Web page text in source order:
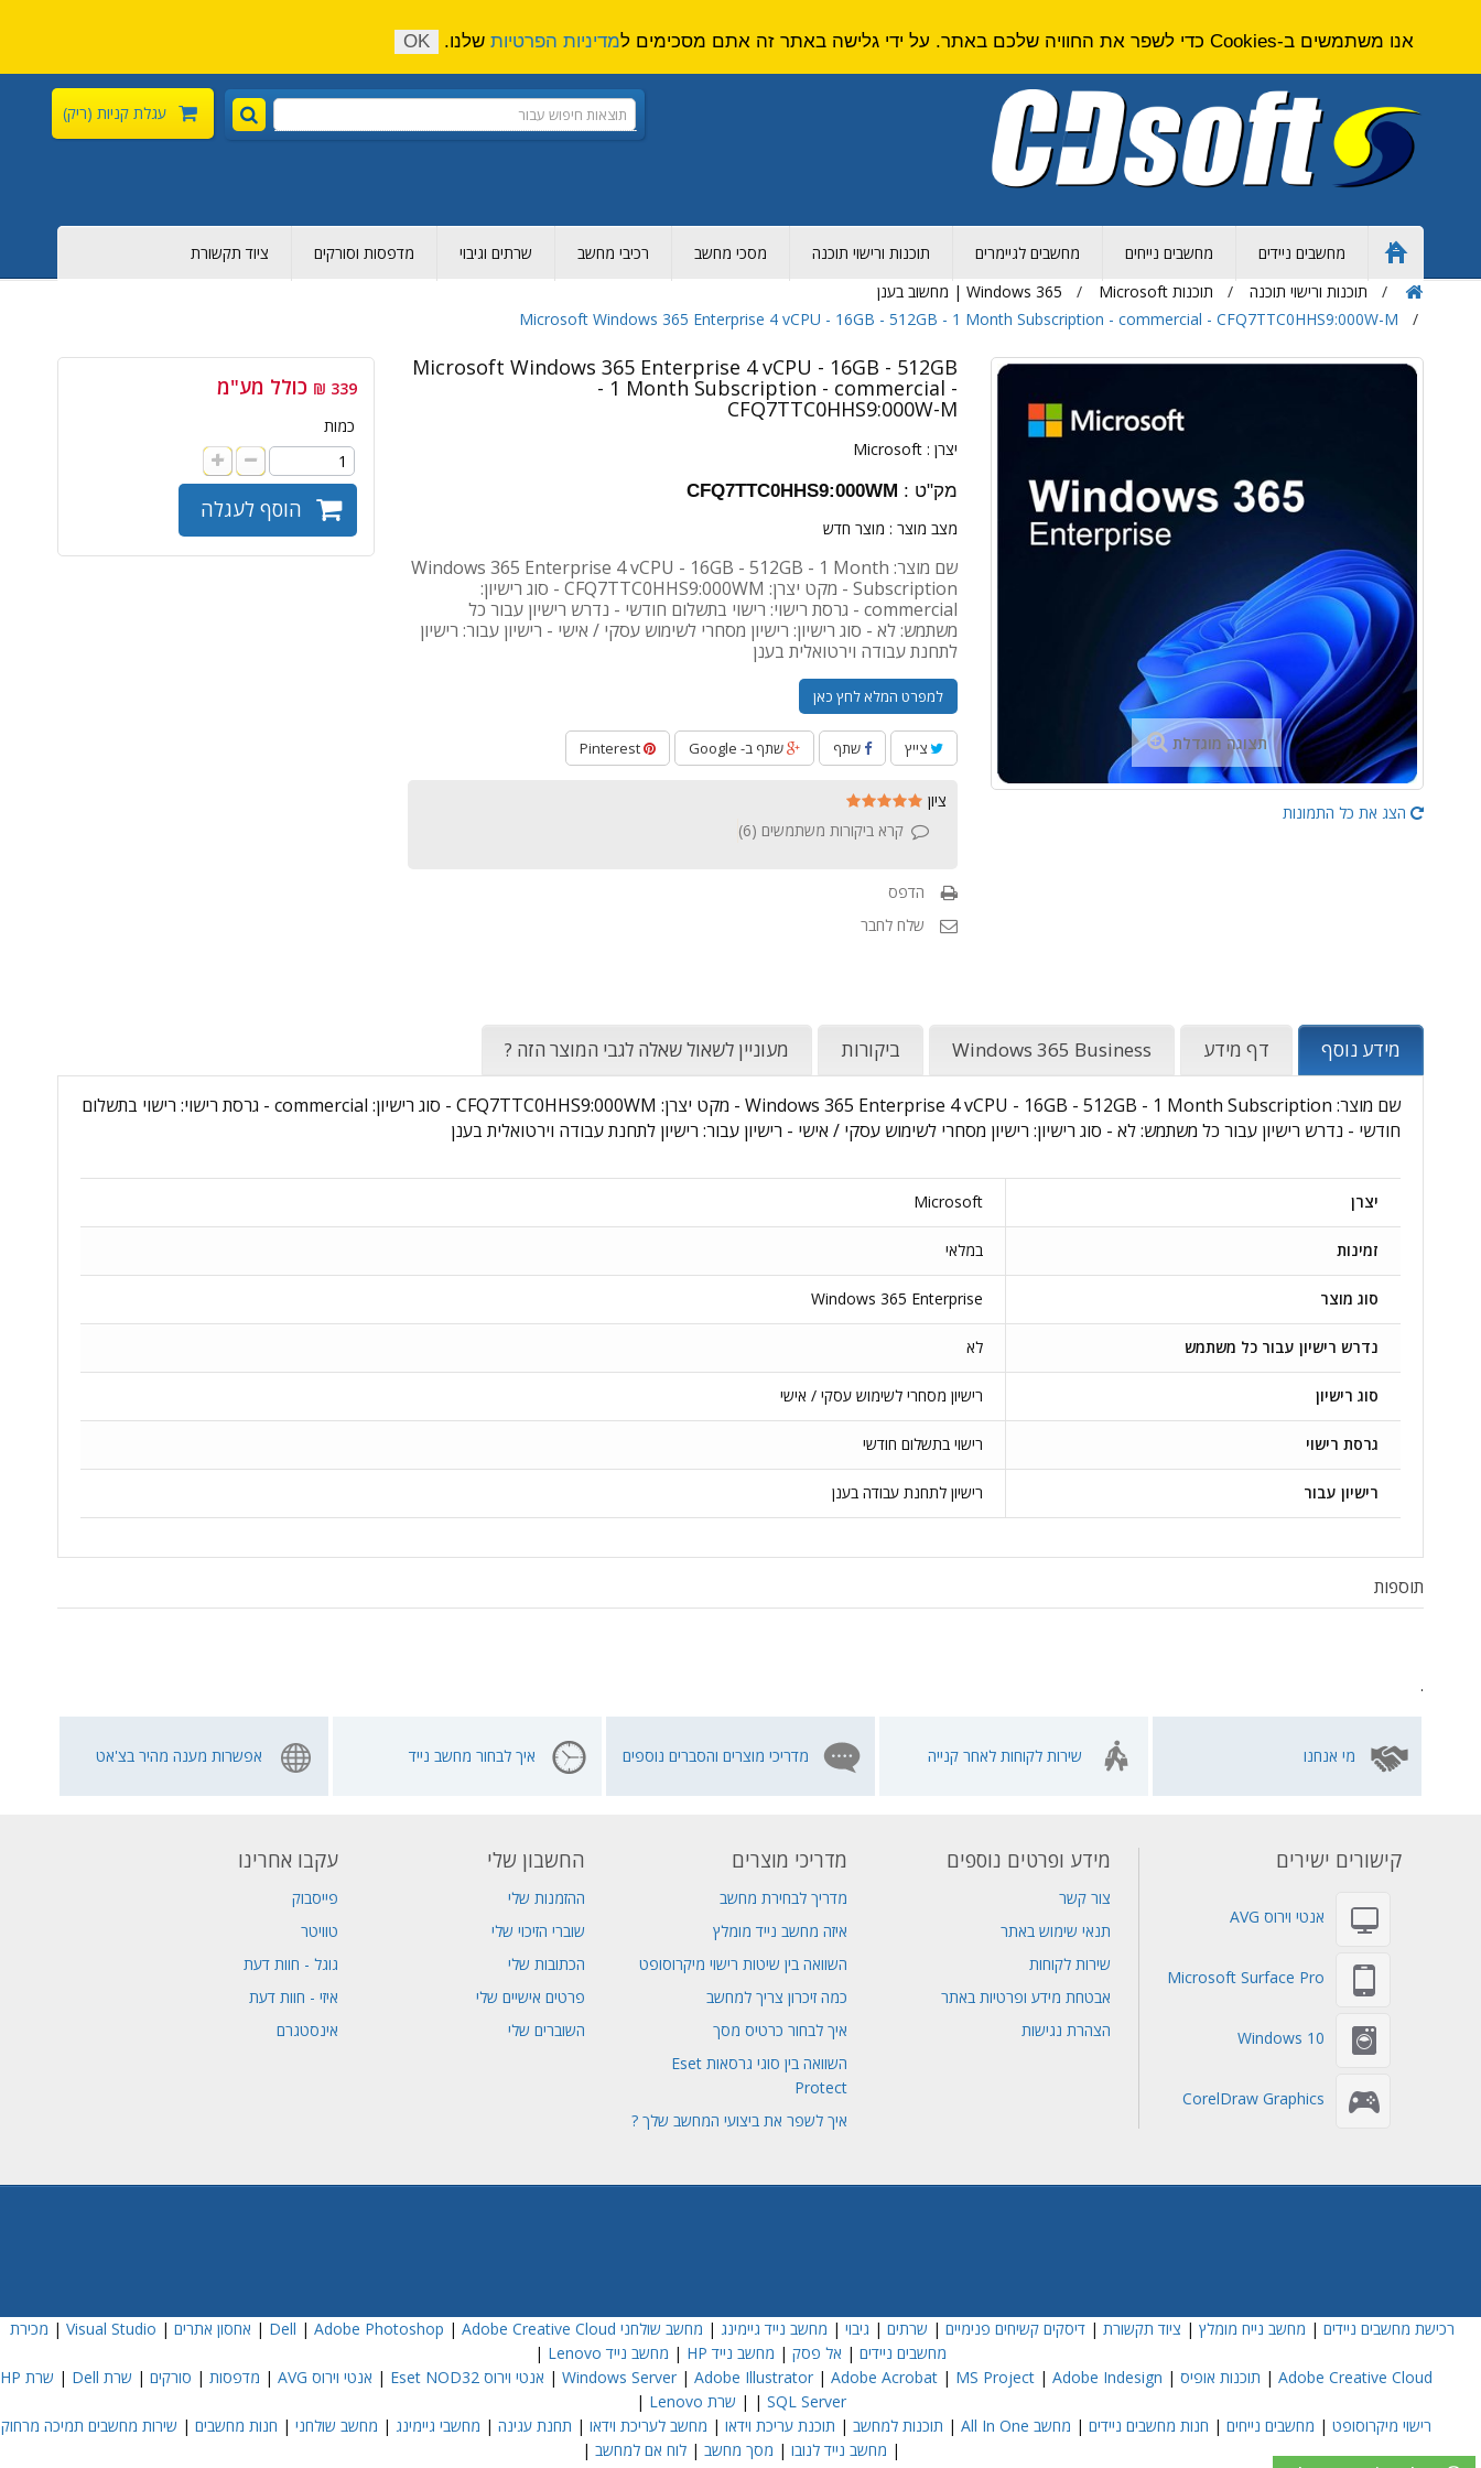
עגלת קניות (ריק)
Home
Page
מחשבים ניידים מחשבים נייחים מחשבים לגיימרים תוכנות ורישוי תוכנה מסכי מחשב רכיבי מחשב שרתים וגיבוי מדפסות וסורקים
ציוד תקשורת
תוכנות ורישוי תוכנה
תוכנות Microsoft
Windows 365 | מחשוב בענן
Microsoft Windows 365 Enterprise 4 vCPU - 16GB - 512GB - 1 Month Subscription - commercial - CFQ7TTC0HHS9:000W-M
תצוגה מוגדלת
הצג את כל התמונות
Microsoft Windows 365 Enterprise 4 vCPU - 16GB - 512GB
- 1 Month Subscription - commercial -
CFQ7TTC0HHS9:000W-M
יצרן :Microsoft
מק"ט : CFQ7TTC0HHS9:000WM
מצב מוצר : מוצר חדש
שם מוצר: Windows 365 Enterprise 4 vCPU - 16GB - 512GB - 1 Month
Subscription - מקט יצרן: CFQ7TTC0HHS9:000WM - סוג רישיון:
commercial - גרסת רישוי: רישוי בתשלום חודשי - נדרש רישיון עבור כל
משתמש: לא - סוג רישיון: רישיון מסחרי לשימוש עסקי / אישי - רישיון עבור: רישיון
לתחנת עבודה וירטואלית בענן
למפרט המלא לחץ כאן
צייץ שתף שתף ב- Google Pinterest
ציון
קרא ביקורות משתמשים (6
)
הדפס
שלח לחבר
339 ₪ כולל מע"מ
כמות
הוסף לעגלה
מידע נוסף דף מידע Windows 365 Business ביקורות מעוניין לשאול שאלה לגבי המוצר הזה ?
שם מוצר: Windows 365 Enterprise 4 vCPU - 16GB - 512GB - 1 Month Subscription - מקט יצרן: CFQ7TTC0HHS9:000WM - סוג רישיון: commercial - גרסת רישוי: רישוי בתשלום
חודשי - נדרש רישיון עבור כל משתמש: לא - סוג רישיון: רישיון מסחרי לשימוש עסקי / אישי - רישיון עבור: רישיון לתחנת עבודה וירטואלית בענן
יצרן Microsoft
זמינות במלאי
סוג מוצר Windows 365 Enterprise
נדרש רישיון עבור כל משתמש לא
סוג רישיון רישיון מסחרי לשימוש עסקי / אישי
גרסת רישוי רישוי בתשלום חודשי
רישיון עבור רישיון לתחנת עבודה בענן
תוספות
.
מי אנחנו שירות לקוחות לאחר קנייה מדריכי מוצרים והסברים נוספים איך לבחור מחשב נייד אפשרות מענה מהיר בצ'אט
קישורים ישירים
אנטי וירוס AVG
Microsoft Surface Pro
Windows 10
CorelDraw Graphics
מידע ופרטים נוספים
צור קשר
תנאי שימוש באתר
שירות לקוחות
אבטחת מידע ופרטיות באתר
הצהרת נגישות
מדריכי מוצרים
מדריך לבחירת מחשב
איזה מחשב נייד מומלץ
השוואה בין שיטות רישוי מיקרוסופט
כמה זיכרון צריך למחשב
איך לבחור כרטיס מסך
השוואה בין סוגי גרסאות Eset
Protect
איך לשפר את ביצועי המחשב שלך ?
החשבון שלי
ההזמנות שלי
שוברי הזיכוי שלי
הכתובות שלי
פרטים אישיים שלי
השוברים שלי
עקבו אחרינו
פייסבוק
טוויטר
גוגל - חוות דעת
איזי - חוות דעת
אינסטגרם
אנו משתמשים ב-Cookies כדי לשפר את החוויה שלכם באתר. על ידי גלישה באתר זה אתם מסכימים ל מדיניות הפרטיות שלנו. OK
רכישת מחשבים ניידים | מחשב נייח מומלץ | ציוד תקשורת |דיסקים קשיחים פנימיים | שרתים | גיבוי | מחשב נייד גיימינג | מחשב שולחני Dell | Adobe Photoshop | Adobe Creative Cloud
| אחסון אתרים |
Visual Studio
| מכירת
מחשבים ניידים | אל פסק | מחשב נייד HP | מחשב נייד Lenovo
|
Adobe Creative Cloud
| תוכנות אופיס |
Windows Server | Adobe Illustrator | Adobe Acrobat | MS Project | Adobe Indesign
| אנטי וירוס Eset NOD32 | אנטי וירוס AVG | מדפסות | סורקים | שרת Dell | שרת HP
| SQL Server
| שרת Lenovo
|
רישוי מיקרוסופט | מחשבים נייחים | חנות מחשבים ניידים | מחשב All In One | תוכנות למחשב | תוכנת עריכת וידאו | מחשב לעריכת וידאו | תחנת עגינה | מחשבי גיימינג | מחשב שולחני | חנות מחשבים | שירות מחשבים תמיכה מרחוק
| מחשב נייד לנובו | מסך מחשב |לוח אם למחשב |